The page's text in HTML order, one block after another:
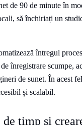
de 90 de minute în
să închiriați un
întregul
înregistrare scumpe,
de sunet. În acest
și scalabil.
timp și